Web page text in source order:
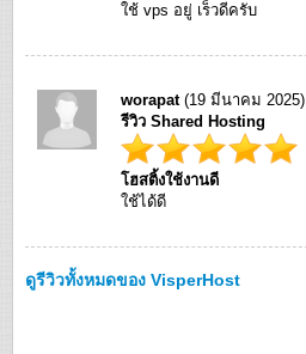
ใช้ vps อยู่ เร็วดีครับ
worapat (19 มีนาคม 2025)
รีวิว Shared Hosting
โฮสติ้งใช้งานดี
ใช้ได้ดี
ดูรีวิวทั้งหมดของ VisperHost